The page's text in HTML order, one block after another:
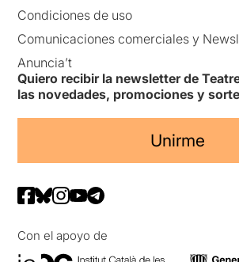
Condiciones de uso
Comunicaciones comerciales y
Anuncia’t
Quiero recibir la newsletter de
las novedades, promociones y
Unirme
Con el apoyo de